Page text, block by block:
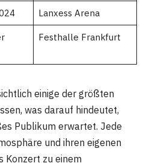
Lanxess Arena
Festhalle Frankfurt
einige der größten
was darauf hindeutet,
Publikum erwartet. Jede
und ihren eigenen
Konzert zu einem